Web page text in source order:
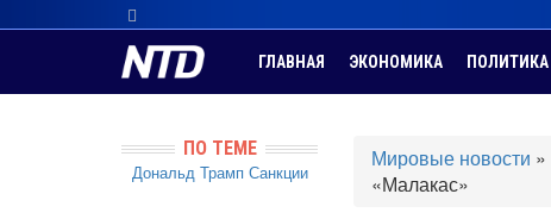
ГЛАВНАЯ ЭКОНОМИКА ПОЛИТИКА
Мировые новости »
«Малакас»
ПО ТЕМЕ
Дональд Трамп Санкции